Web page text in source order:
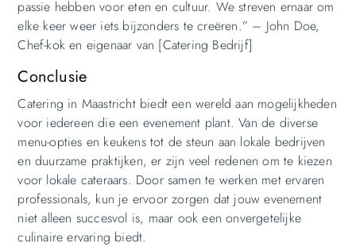
passie hebben voor eten en cultuur. We streven ernaar om
elke keer weer iets bijzonders te creëren.” – John Doe,
Chef-kok en eigenaar van [Catering Bedrijf]
Conclusie
Catering in Maastricht biedt een wereld aan mogelijkheden
voor iedereen die een evenement plant. Van de diverse
menu-opties en keukens tot de steun aan lokale bedrijven
en duurzame praktijken, er zijn veel redenen om te kiezen
voor lokale cateraars. Door samen te werken met ervaren
professionals, kun je ervoor zorgen dat jouw evenement
niet alleen succesvol is, maar ook een onvergetelijke
culinaire ervaring biedt.